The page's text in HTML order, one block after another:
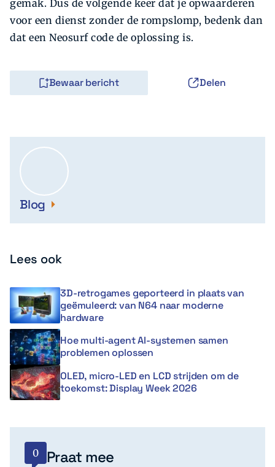
gemak. Dus de volgende keer dat je opwaarderen
voor een dienst zonder de rompslomp, bedenk dan
dat een Neosurf code de oplossing is.
Bewaar bericht Delen
Blog
Lees ook
3D-retrogames geporteerd in plaats van
geëmuleerd: van N64 naar moderne
hardware
Hoe multi-agent AI-systemen samen
problemen oplossen
OLED, micro-LED en LCD strijden om de
toekomst: Display Week 2026
0 Praat mee